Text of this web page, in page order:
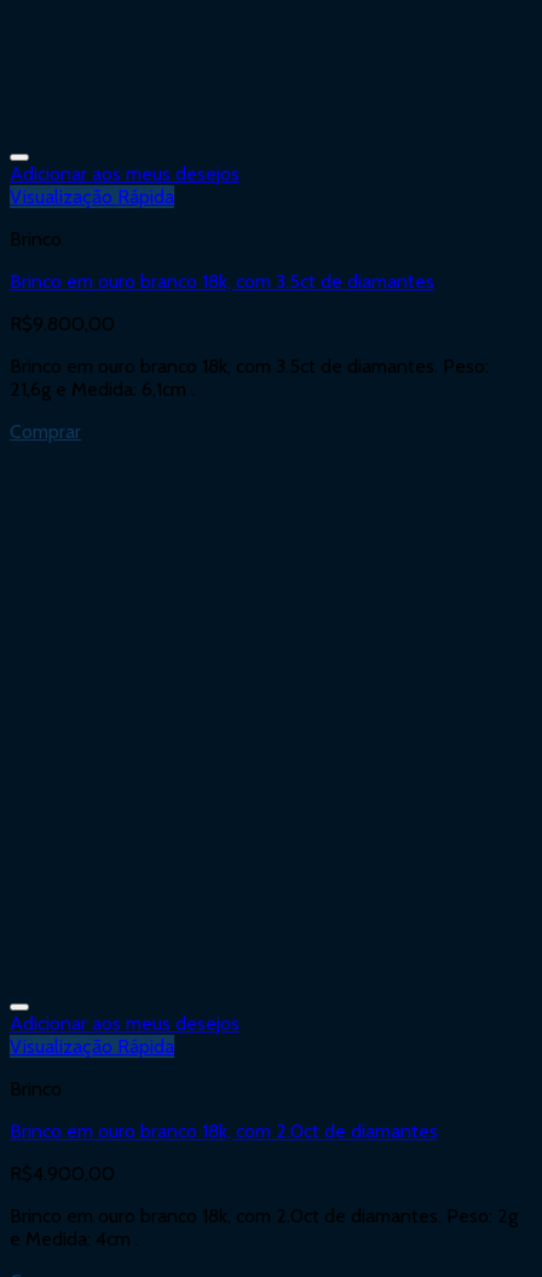
Adicionar aos meus desejos
Visualização Rápida
Brinco
Brinco em ouro branco 18k, com 3.5ct de diamantes
R$9.800,00
Brinco em ouro branco 18k, com 3.5ct de diamantes. Peso:
21,6g e Medida: 6,1cm .
Comprar
Adicionar aos meus desejos
Visualização Rápida
Brinco
Brinco em ouro branco 18k, com 2.0ct de diamantes
R$4.900,00
Brinco em ouro branco 18k, com 2.0ct de diamantes. Peso: 2g
e Medida: 4cm .